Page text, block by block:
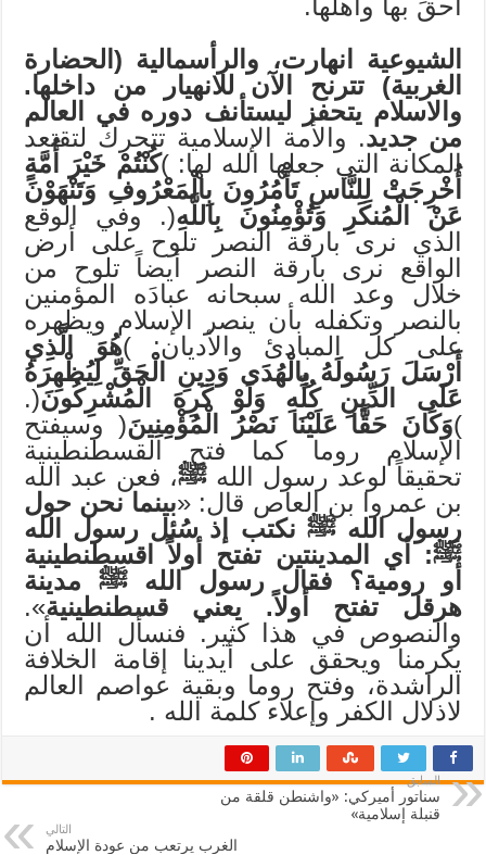
الشيوعية انهارت، والرأسمالية (الحضارة
الغربية) تترنح الآن للانهيار من داخلها.
والاسلام يتحفز ليستأنف دوره في العالم
من جديد. والأمة الإسلامية تتحرك لتقتعد
المكانة التي جعلها الله لها: )كُنْتُمْ خَيْرَ أُمَّةٍ
أُخْرِجَتْ لِلنَّاسِ تَأْمُرُونَ بِالْمَعْرُوفِ وَتَنْهَوْنَ
عَنْ الْمُنكَرِ وَتُؤْمِنُونَ بِاللَّهِ(. وفي الوقع
الذي نرى بارقة النصر تلوح على أرض
الواقع نرى بارقة النصر أيضاً تلوح من
خلال وعد الله سبحانه عبادَه المؤمنين
بالنصر وتكفله بأن ينصر الإسلام ويظهره
على كل المبادئ والأديان: )هُوَ الَّذِي
أَرْسَلَ رَسُولَهُ بِالْهُدَى وَدِينِ الْحَقِّ لِيُظْهِرَهُ
عَلَى الدِّينِ كُلِّهِ وَلَوْ كَرِهَ الْمُشْرِكُونَ(.
)وَكَانَ حَقًّا عَلَيْنَا نَصْرُ الْمُؤْمِنِينَ( وسيفتح
الإسلام روما كما فتح القسطنطينية
تحقيقاً لوعد رسول الله ﷺ، فعن عبد الله
بن عمروا بن العاص قال: «بينما نحن حول
رسول اللهﷺ نكتب إذ سُئل رسول الله
ﷺ: أي المدينتين تفتح أولاً اقسطنطينية
أو رومية؟ فقال رسول اللهﷺ مدينة
هرقل تفتح أولاً. يعني قسطنطينية».
والنصوص في هذا كثير. فنسأل الله أن
يكرمنا ويحقق على أيدينا إقامة الخلافة
الراشدة، وفتح روما وبقية عواصم العالم
لاذلال الكفر وإعلاء كلمة الله .
السابق
سناتور أميركي: «واشنطن قلقة من
قنبلة إسلامية»
التالي
الغرب يرتعب من عودة الإسلام